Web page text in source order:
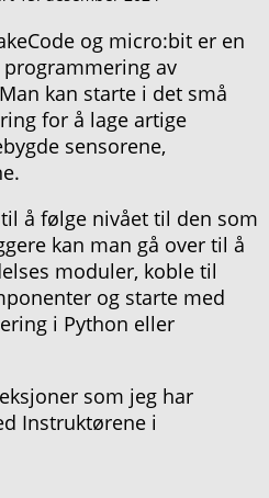
og micro:bit er en
av
kan starte i det små
for å lage artige
sensorene,
å følge nivået til den som
kan man gå over til å
moduler, koble til
og starte med
i Python eller
som jeg har
Instruktørene i